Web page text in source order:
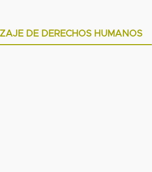
DE DERECHOS HUMANOS